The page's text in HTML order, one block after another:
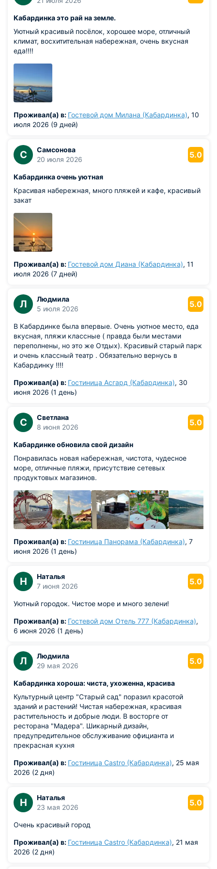
Кабардинка это рай на земле.
Уютный красивый посёлок, хорошее море, отличный
климат, восхитительная набережная, очень вкусная
еда!!!!
Проживал(а) в: Гостевой дом Милана (Кабардинка), 10
июля 2026 (9 дней)
С
Самсонова
20 июля 2026
5.0
Кабардинка очень уютная
Красивая набережная, много пляжей и кафе, красивый
закат
Проживал(а) в: Гостевой дом Диана (Кабардинка), 11
июля 2026 (7 дней)
Л
Людмила
5 июля 2026
5.0
В Кабардинке была впервые. Очень уютное место, еда
вкусная, пляжи классные ( правда были местами
переполнены, но это же Отдых). Красивый старый парк
и очень классный театр . Обязательно вернусь в
Кабардинку !!!!
Проживал(а) в: Гостиница Асгард (Кабардинка), 30
июня 2026 (1 день)
С
Светлана
8 июня 2026
5.0
Кабардинке обновила свой дизайн
Понравилась новая набережная, чистота, чудесное
море, отличные пляжи, присутствие сетевых
продуктовых магазинов.
Проживал(а) в: Гостиница Панорама (Кабардинка), 7
июня 2026 (1 день)
Н
Наталья
7 июня 2026
5.0
Уютный городок. Чистое море и много зелени!
Проживал(а) в: Гостевой дом Отель 777 (Кабардинка),
6 июня 2026 (1 день)
Л
Людмила
29 мая 2026
5.0
Кабардинка хороша: чиста, ухоженна, красива
Культурный центр "Старый сад" поразил красотой
зданий и растений! Чистая набережная, красивая
растительность и добрые люди. В восторге от
ресторана "Мадера". Шикарный дизайн,
предупредительное обслуживание официанта и
прекрасная кухня
Проживал(а) в: Гостиница Castro (Кабардинка), 25 мая
2026 (2 дня)
Н
Наталья
23 мая 2026
5.0
Очень красивый город
Проживал(а) в: Гостиница Castro (Кабардинка), 21 мая
2026 (2 дня)